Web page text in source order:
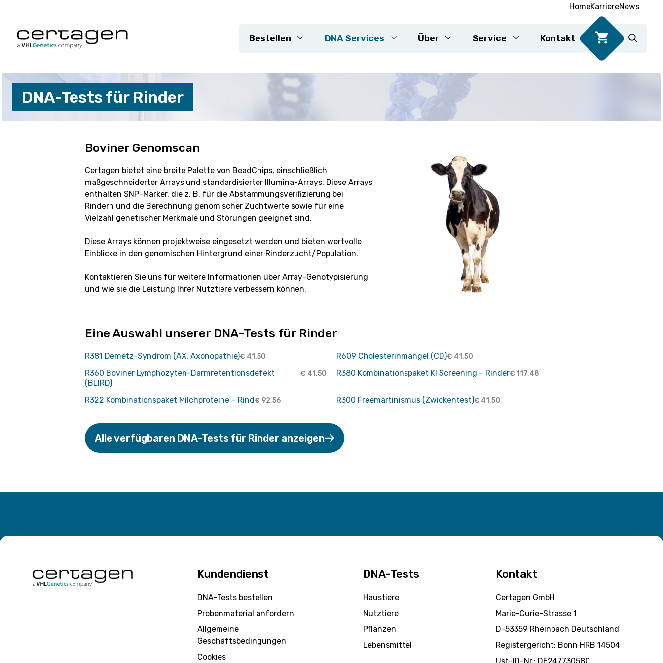
springen
HomeKarriereNews
Bestellen DNA Services
Hunde
Katzen
Maßgeschneiderte Projekte
DNA-Extraktion
Genotypisierungs-Arrays
Reinheitsüberprüfung
Maßgeschneiderte Projekte
Über Service Kontakt
DNA-Tests für Rinder
Boviner Genomscan
Certagen bietet eine breite Palette von BeadChips, einschließlich
maßgeschneiderter Arrays und standardisierter Illumina-Arrays. Diese Arrays
enthalten SNP-Marker, die z. B. für die Abstammungsverifizierung bei
Rindern und die Berechnung genomischer Zuchtwerte sowie für eine
Vielzahl genetischer Merkmale und Störungen geeignet sind.
Diese Arrays können projektweise eingesetzt werden und bieten wertvolle
Einblicke in den genomischen Hintergrund einer Rinderzucht/Population.
Kontaktieren Sie uns für weitere Informationen über Array-Genotypisierung
und wie sie die Leistung Ihrer Nutztiere verbessern können.
Eine Auswahl unserer DNA-Tests für Rinder
R381 Demetz-Syndrom (AX, Axonopathie)€ 41,50 R609 Cholesterinmangel (CD)€ 41,50
R360 Boviner Lymphozyten-Darmretentionsdefekt
(BLIRD)
€ 41,50 R380 Kombinationspaket KI Screening – Rinder€ 117,48
R322 Kombinationspaket Milchproteine – Rind€ 92,56 R300 Freemartinismus (Zwickentest)€ 41,50
Alle verfügbaren DNA-Tests für Rinder anzeigen
Kundendienst
DNA-Tests bestellen
Probenmaterial anfordern
Allgemeine
Geschäftsbedingungen
Cookies
DNA-Tests
Haustiere
Nutztiere
Pflanzen
Lebensmittel
Kontakt
Certagen GmbH
Marie-Curie-Strasse 1
D-53359 Rheinbach Deutschland
Registergericht: Bonn HRB 14504
Ust-ID-Nr.: DE247730580